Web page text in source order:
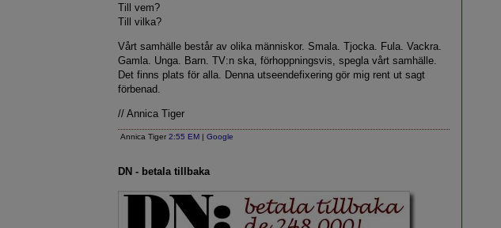
Till vem?
Till vilka?
Vårt samhälle består av olika människor. Smala. Tjocka. Fula. Vackra.
Gamla. Unga. Barn. TV:n ska, förhoppningsvis, spegla vårt samhälle.
Det finns plats för alla. Denna utseendefixering gör mig rent ut sagt
förbenad.
// Annica Tiger
Annica Tiger2:55 EM |Google
DN - betala tillbaka